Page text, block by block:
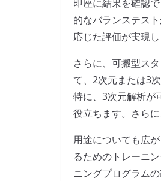
即座に結果を確認
的なバランステス
応じた評価が実現し
さらに、可搬型ス
て、2次元または3
特に、3次元解析が
役立ちます。さら
用途についても広
るためのトレーニ
ニングプログラム